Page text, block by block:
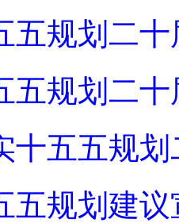
五规划二
五规划二
十五五规
五规划建